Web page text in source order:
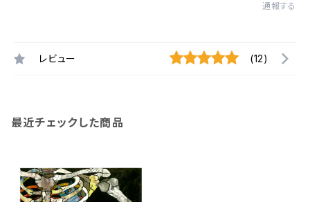
通報する
レビュー (12)
最近チェックした商品